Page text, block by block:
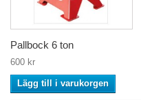
Pallbock 6 ton
600 kr
Lägg till i varukorgen